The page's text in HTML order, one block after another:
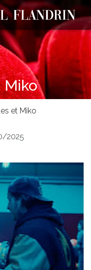
Miko
et Miko
2025